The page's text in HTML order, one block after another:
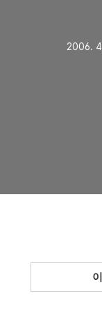
2006.